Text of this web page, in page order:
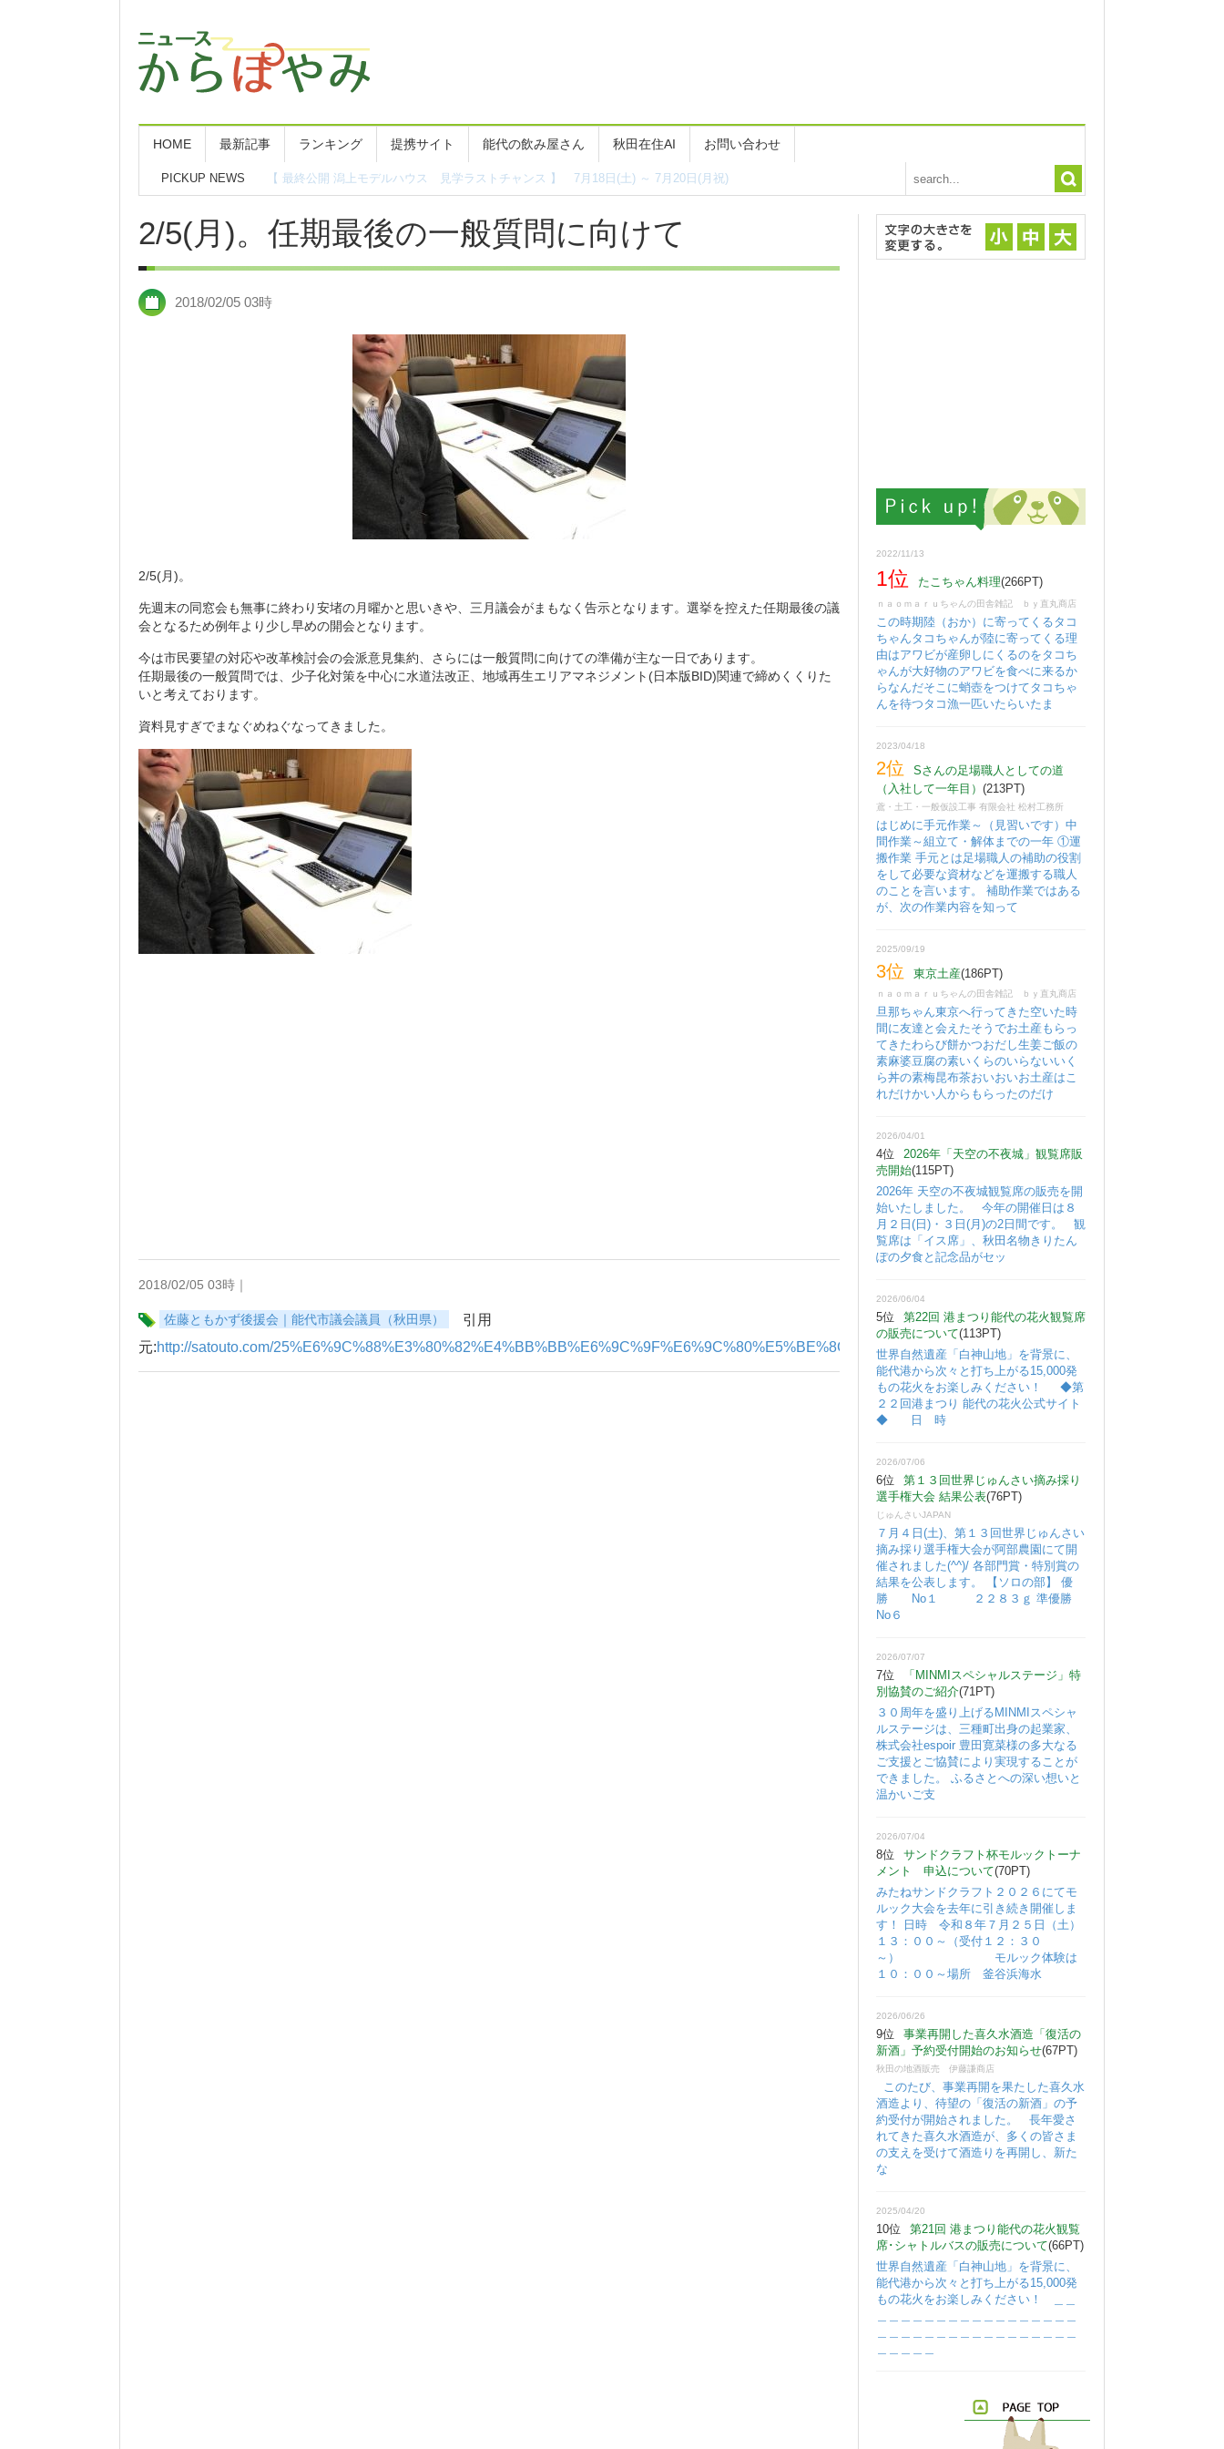
HOME 最新記事 ランキング 提携サイト 能代の飲み屋さん 秋田在住AI お問い合わせ
PICKUP NEWS 外来担当表（令和8年8月1日）更新のお知らせです
2/5(月)。任期最後の一般質問に向けて
2018/02/05 03時
2/5(月)。
先週末の同窓会も無事に終わり安堵の月曜かと思いきや、三月議会がまもなく告示となります。選挙を控えた任期最後の議
会となるため例年より少し早めの開会となります。
今は市民要望の対応や改革検討会の会派意見集約、さらには一般質問に向けての準備が主な一日であります。
任期最後の一般質問では、少子化対策を中心に水道法改正、地域再生エリアマネジメント(日本版BID)関連で締めくくりた
いと考えております。
資料見すぎでまなぐめねぐなってきました。
2018/02/05 03時｜
佐藤ともかず後援会｜能代市議会議員（秋田県）
引用
元:http://satouto.com/
2022/11/13
1位 たこちゃん料理(266PT)
ｎａｏｍａｒｕちゃんの田舎雑記 ｂｙ直丸商店
この時期陸（おか）に寄ってくるタコ
ちゃんタコちゃんが陸に寄ってくる理
由はアワビが産卵しにくるのをタコち
ゃんが大好物のアワビを食べに来るか
らなんだそこに蛸壺をつけてタコちゃ
んを待つタコ漁一匹いたらいたま
2023/04/18
2位
Sさんの足場職人としての道
（入社して一年目） (213PT)
鳶・土工・一般仮設工事 有限会社 松村工務所
はじめに手元作業～（見習いです）中
間作業～組立て・解体までの一年 ①運
搬作業 手元とは足場職人の補助の役割
をして必要な資材などを運搬する職人
のことを言います。 補助作業ではある
が、次の作業内容を知って
2025/09/19
3位 東京土産(186PT)
ｎａｏｍａｒｕちゃんの田舎雑記 ｂｙ直丸商店
旦那ちゃん東京へ行ってきた空いた時
間に友達と会えたそうでお土産もらっ
てきたわらび餅かつおだし生姜ご飯の
素麻婆豆腐の素いくらのいらないいく
ら丼の素梅昆布茶おいおいお土産はこ
れだけかい人からもらったのだけ
2026/04/01
4位
2026年「天空の不夜城」観覧席販
売開始(115PT)
2026年 天空の不夜城観覧席の販売を開
始いたしました。 今年の開催日は８
月２日(日)・３日(月)の2日間です。 観
覧席は「イス席」、秋田名物きりたん
ぽの夕食と記念品がセッ
2026/06/04
5位
第22回 港まつり能代の花火観覧席
の販売について(113PT)
世界自然遺産「白神山地」を背景に、
能代港から次々と打ち上がる15,000発
もの花火をお楽しみください！ ◆第
２２回港まつり 能代の花火公式サイト
◆ 日 時
2026/07/06
6位
第１３回世界じゅんさい摘み採り
選手権大会 結果公表(76PT)
じゅんさいJAPAN
７月４日(土)、第１３回世界じゅんさい
摘み採り選手権大会が阿部農園にて開
催されました(^^)/ 各部門賞・特別賞の
結果を公表します。 【ソロの部】 優
勝 No１ ２２８３ｇ 準優勝
No６
2026/07/07
7位
「MINMIスペシャルステージ」特
別協賛のご紹介(71PT)
３０周年を盛り上げるMINMIスペシャ
ルステージは、三種町出身の起業家、
株式会社espoir 豊田寛菜様の多大なる
ご支援とご協賛により実現することが
できました。 ふるさとへの深い想いと
温かいご支
2026/07/04
8位
サンドクラフト杯モルックトーナ
メント 申込について(70PT)
みたねサンドクラフト２０２６にてモ
ルック大会を去年に引き続き開催しま
す！ 日時 令和８年７月２５日（土）
１３：００～（受付１２：３０
～） モルック体験は
１０：００～場所 釜谷浜海水
2026/06/26
9位
事業再開した喜久水酒造「復活の
新酒」予約受付開始のお知らせ(67PT)
秋田の地酒販売 伊藤謙商店
このたび、事業再開を果たした喜久水
酒造より、待望の「復活の新酒」の予
約受付が開始されました。 長年愛さ
れてきた喜久水酒造が、多くの皆さま
の支えを受けて酒造りを再開し、新た
な
2025/04/20
10位
第21回 港まつり能代の花火観覧
席･シャトルバスの販売について(66PT)
世界自然遺産「白神山地」を背景に、
能代港から次々と打ち上がる15,000発
もの花火をお楽しみください！ ＿＿